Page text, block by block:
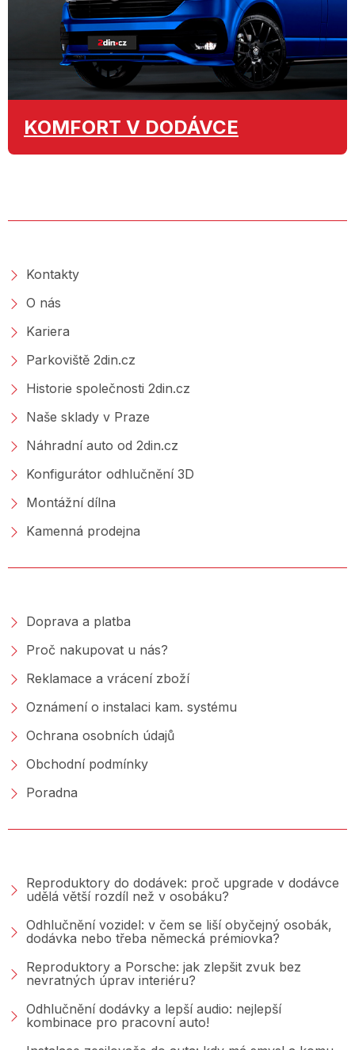
KOMFORT V DODÁVCE
Kontakty
O nás
Kariera
Parkoviště 2din.cz
Historie společnosti 2din.cz
Naše sklady v Praze
Náhradní auto od 2din.cz
Konfigurátor odhlučnění 3D
Montážní dílna
Kamenná prodejna
Doprava a platba
Proč nakupovat u nás?
Reklamace a vrácení zboží
Oznámení o instalaci kam. systému
Ochrana osobních údajů
Obchodní podmínky
Poradna
Reproduktory do dodávek: proč upgrade v dodávce
udělá větší rozdíl než v osobáku?
Odhlučnění vozidel: v čem se liší obyčejný osobák,
dodávka nebo třeba německá prémiovka?
Reproduktory a Porsche: jak zlepšit zvuk bez
nevratných úprav interiéru?
Odhlučnění dodávky a lepší audio: nejlepší
kombinace pro pracovní auto!